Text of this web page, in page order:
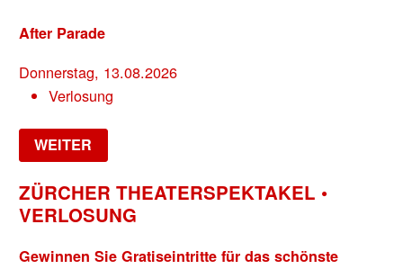
After Parade
Donnerstag, 13.08.2026
Verlosung
WEITER
ZÜRCHER THEATERSPEKTAKEL •
VERLOSUNG
Gewinnen Sie Gratiseintritte für das schönste